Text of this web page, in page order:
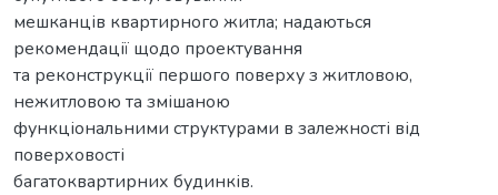
мешканців квартирного житла; надаються
рекомендації щодо проектування
та реконструкції першого поверху з житловою,
нежитловою та змішаною
функціональними структурами в залежності від
поверховості
багатоквартирних будинків.